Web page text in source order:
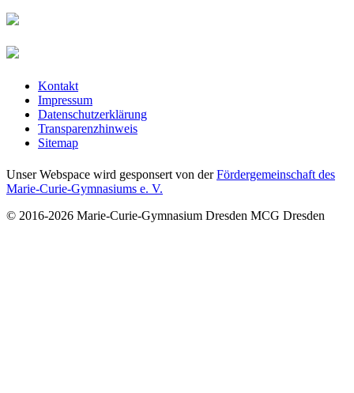
Kontakt
Impressum
Datenschutzerklärung
Transparenzhinweis
Sitemap
Unser Webspace wird gesponsert von derFördergemeinschaft des
Marie-Curie-Gymnasiums e. V.
© 2016-2026 Marie-Curie-Gymnasium Dresden MCG Dresden